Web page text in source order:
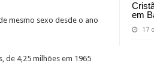
em
17
mesmo sexo desde o ano
de 4,25 milhões em 1965